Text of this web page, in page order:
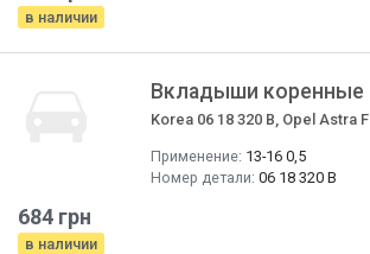
в наличии
Вкладыши коренные
Korea 06 18 320 B, Opel Astra F
Применение: 13-16 0,5
Номер детали: 06 18 320 B
684 грн
в наличии